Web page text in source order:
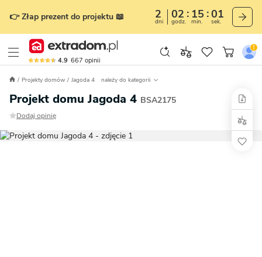
👉 Złap prezent do projektu 📖 2
dni
02
godz.
15
min.
00
sek.
4.9 667 opinii
Projekty domów Jagoda 4 należy do kategorii
Projekt domu Jagoda 4 BSA2175
Dodaj opinię